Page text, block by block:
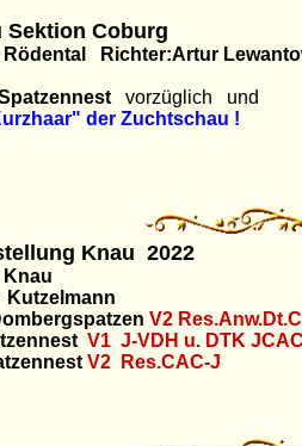
Sektion Coburg
Rödental Richter:Artur
vorzüglich und
der Zuchtschau !
Knau 2022
Knau
Kutzelmann
V2
V1 J-VDH u. DTK
V2 Res.CAC-J